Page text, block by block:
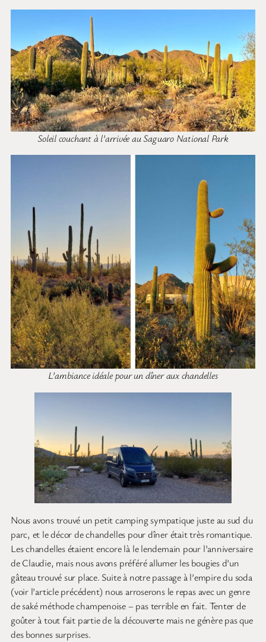
Soleil couchant à l’arrivée au Saguaro National Park
L’ambiance idéale pour un dîner aux chandelles
Nous avons trouvé un petit camping sympatique juste au sud du
parc, et le décor de chandelles pour dîner était très romantique.
Les chandelles étaient encore là le lendemain pour l’anniversaire
de Claudie, mais nous avons préféré allumer les bougies d’un
gâteau trouvé sur place. Suite à notre passage à l’empire du soda
(voir l’article précédent) nous arroserons le repas avec un genre
de saké méthode champenoise – pas terrible en fait. Tenter de
goûter à tout fait partie de la découverte mais ne génère pas que
des bonnes surprises.